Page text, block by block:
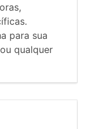
para sua
qualquer